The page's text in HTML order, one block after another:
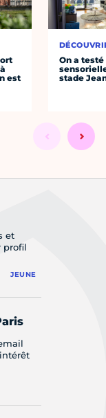
est
On a
stade
et
profil
JEUNE